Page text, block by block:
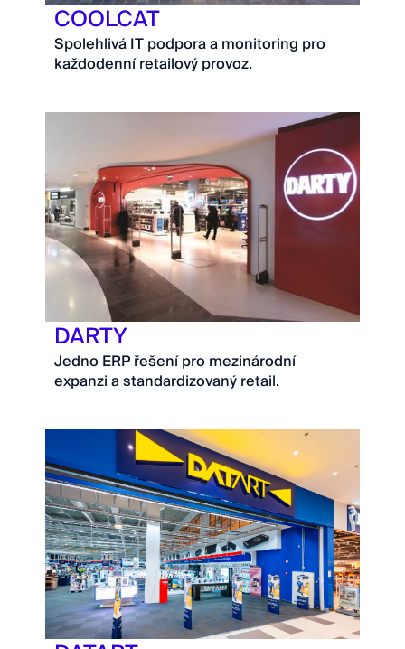
COOLCAT
Spolehlivá IT podpora a monitoring pro
každodenní retailový provoz.
DARTY
Jedno ERP řešení pro mezinárodní
expanzi a standardizovaný retail.